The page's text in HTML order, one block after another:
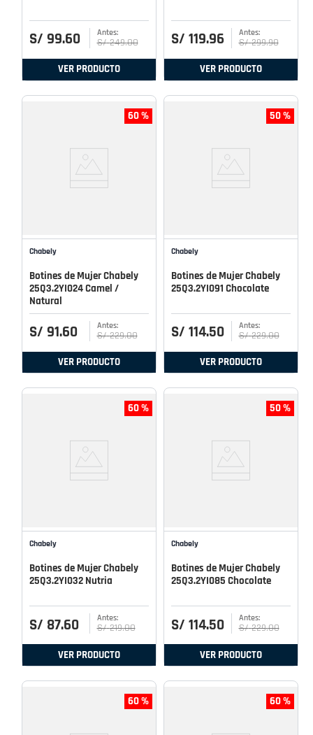
S/ 99.60 S/ 249.00
VER PRODUCTO
S/ 119.96 S/ 299.90
VER PRODUCTO
60 %
Chabely
Botines de Mujer Chabely
25Q3.2YI024 Camel /
Natural
S/ 91.60 S/ 229.00
VER PRODUCTO
50 %
Chabely
Botines de Mujer Chabely
25Q3.2YI091 Chocolate
S/ 114.50 S/ 229.00
VER PRODUCTO
60 %
Chabely
Botines de Mujer Chabely
25Q3.2YI032 Nutria
S/ 87.60 S/ 219.00
VER PRODUCTO
50 %
Chabely
Botines de Mujer Chabely
25Q3.2YI085 Chocolate
S/ 114.50 S/ 229.00
VER PRODUCTO
60 % 60 %